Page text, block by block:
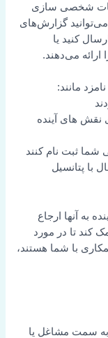
شخصی سازی
می‌توانید گزارش‌های
کنید یا
ارائه می‌دهند.
مانند:
نقش های آینده
شما ثبت نام کنند
با پتانسیل
به آنها ارجاع
کند تا در مورد
با شما هستند،
سمت مشاغل یا